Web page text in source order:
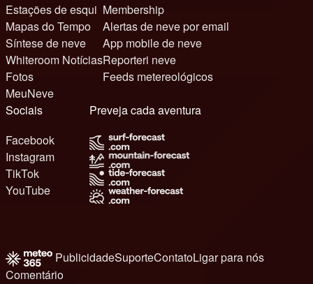
Estações de esqui
Mapas do Tempo
Síntese de neve
Whiteroom Notícias
Fotos
MeuNeve
Membership
Alertas de neve por email
App mobile de neve
Reporteri neve
Feeds metereológicos
Sociais
Facebook
Instagram
TikTok
YouTube
Preveja cada aventura
PublicidadeSuporteContatoLigar para nós
Comentário